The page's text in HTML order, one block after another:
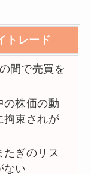
トレード
間で売買を
の株価の動
拘束されが
たぎのリス
ない